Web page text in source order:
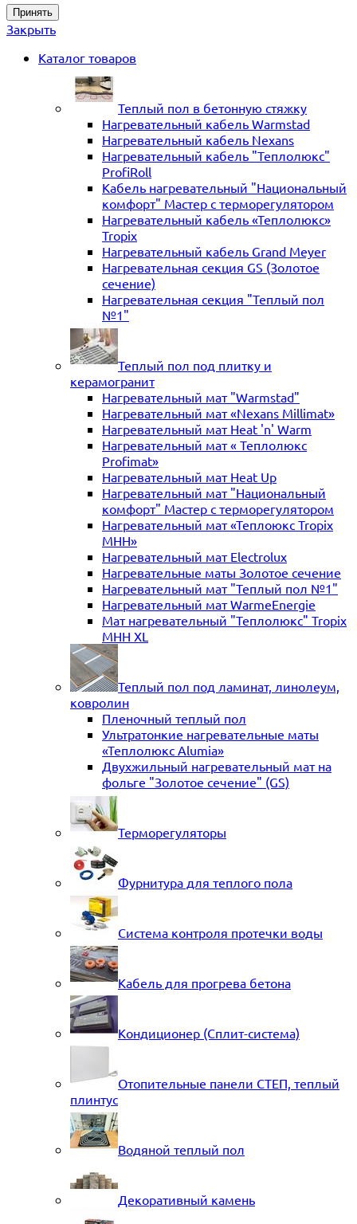
Принять
Закрыть
Каталог товаров
Теплый пол в бетонную стяжку
Нагревательный кабель Warmstad
Нагревательный кабель Nexans
Нагревательный кабель "Теплолюкс"
ProfiRoll
Кабель нагревательный "Национальный
комфорт" Мастер с терморегулятором
Нагревательный кабель «Теплолюкс»
Tropix
Нагревательный кабель Grand Meyer
Нагревательная секция GS (Золотое
сечение)
Нагревательная секция "Теплый пол
№1"
Теплый пол под плитку и
керамогранит
Нагревательный мат "Warmstad"
Нагревательный мат «Nexans Millimat»
Нагревательный мат Heat 'n' Warm
Нагревательный мат « Теплолюкс
Profimat»
Нагревательный мат Heat Up
Нагревательный мат "Национальный
комфорт" Мастер с терморегулятором
Нагревательный мат «Теплоюкс Tropix
MHH»
Нагревательный мат Electrolux
Нагревательные маты Золотое сечение
Нагревательный мат "Теплый пол №1"
Нагревательный мат WarmeEnergie
Мат нагревательный "Теплолюкс" Tropix
МНН XL
Теплый пол под ламинат, линолеум,
ковролин
Пленочный теплый пол
Ультратонкие нагревательные маты
«Теплолюкс Alumia»
Двухжильный нагревательный мат на
фольге "Золотое сечение" (GS)
Терморегуляторы
Фурнитура для теплого пола
Система контроля протечки воды
Кабель для прогрева бетона
Кондиционер (Сплит-система)
Отопительные панели СТЕП, теплый
плинтус
Водяной теплый пол
Декоративный камень